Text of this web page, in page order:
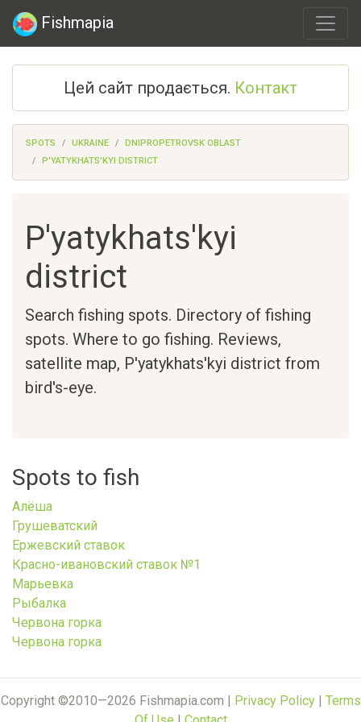
Fishmapia
Цей сайт продається. Контакт
SPOTS UKRAINE
DNIPROPETROVSK OBLAST
P'YATYKHATS'KYI DISTRICT
P'yatykhats'kyi
district
Search fishing spots. Directory of fishing
spots. Where to go fishing. Reviews,
satellite map, P'yatykhats'kyi district from
bird's-eye.
Spots to fish
Алёша
Грушеватский
Ержевский ставок
Красно-ивановский ставок №1
Марьевка
Рыбалка
Червона горка
Червона горка
Copyright ©2010—2026 Fishmapia.com | Privacy Policy| Terms